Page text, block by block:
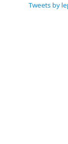
Tweets by